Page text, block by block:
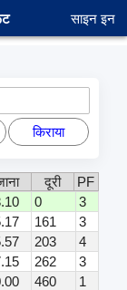
साइन इन
किराया
दूरी
PF
0
3
161
3
203
4
262
3
460
1